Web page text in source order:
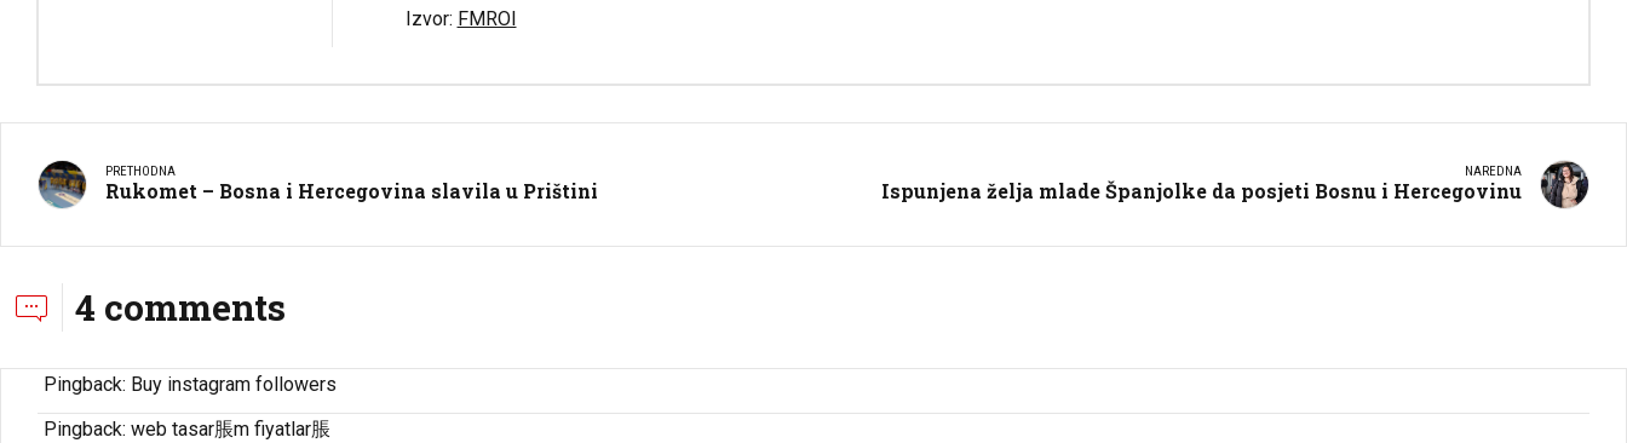
Izvor: FMROI
PRETHODNA
Rukomet – Bosna i Hercegovina slavila u Prištini
NAREDNA
Ispunjena želja mlade Španjolke da posjeti Bosnu i Hercegovinu
4 comments
Pingback: Buy instagram followers
Pingback: web tasar脹m fiyatlar脹